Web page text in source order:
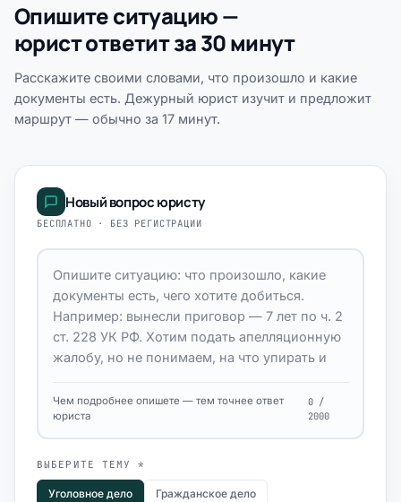
Опишите ситуацию —
юрист ответит за 30 минут
Расскажите своими словами, что произошло и какие
документы есть. Дежурный юрист изучит и предложит
маршрут — обычно за 17 минут.
Новый вопрос юристу
БЕСПЛАТНО · БЕЗ РЕГИСТРАЦИИ
Чем подробнее опишете — тем точнее ответ
юриста
0 /
2000
ВЫБЕРИТЕ ТЕМУ *
Уголовное дело Гражданское дело